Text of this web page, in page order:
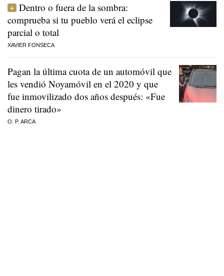
Dentro o fuera de la sombra:
comprueba si tu pueblo verá el eclipse
parcial o total
XAVIER FONSECA
Pagan la última cuota de un automóvil que
les vendió Noyamóvil en el 2020 y que
fue inmovilizado dos años después: «Fue
dinero tirado»
O. P. ARCA